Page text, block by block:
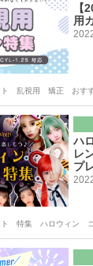
【
用
ト 乱視用 矯正 おす
ハ
レ
プ
ト 特集 ハロウィン